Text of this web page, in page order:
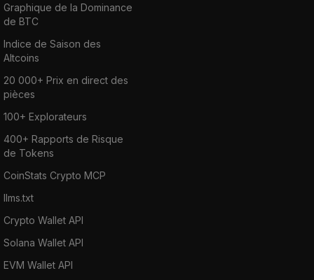
Graphique de la Dominance
de BTC
Indice de Saison des
Altcoins
20 000+ Prix en direct des
pièces
100+ Explorateurs
400+ Rapports de Risque
de Tokens
CoinStats Crypto MCP
llms.txt
Crypto Wallet API
Solana Wallet API
EVM Wallet API